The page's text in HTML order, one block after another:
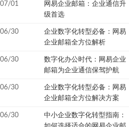
07/01
网易企业邮箱：企业通信升
级首选
06/30
企业数字化转型必备：网易
企业邮箱全方位解析
06/30
数字化办公时代：网易企业
邮箱为企业通信保驾护航
06/30
企业数字化转型必备：网易
企业邮箱全方位解决方案
06/30
中小企业数字化转型指南：